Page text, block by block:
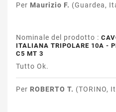
Per Maurizio F. (Guardea,
Nominale del prodotto :
ITALIANA TRIPOLARE 10A -
C5 MT 3
Tutto Ok.
Per ROBERTO T. (TORINO,